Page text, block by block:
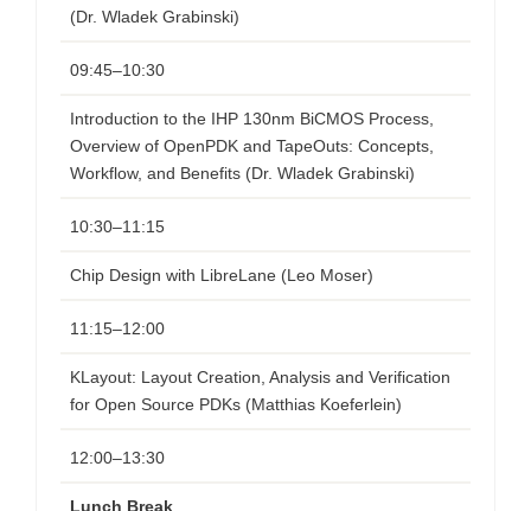
(Dr. Wladek Grabinski)
09:45–10:30
Introduction to the IHP 130nm BiCMOS Process,
Overview of OpenPDK and TapeOuts: Concepts,
Workflow, and Benefits (Dr. Wladek Grabinski)
10:30–11:15
Chip Design with LibreLane (Leo Moser)
11:15–12:00
KLayout: Layout Creation, Analysis and Verification
for Open Source PDKs (Matthias Koeferlein)
12:00–13:30
Lunch Break